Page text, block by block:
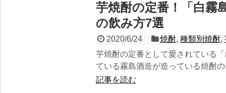
芋焼酎の定番！「白霧
の飲み方7選
2020/6/24 焼酎,種類別焼酎,
芋焼酎の定番として愛されている
ている霧島酒造が造っている焼酎
記事を読む